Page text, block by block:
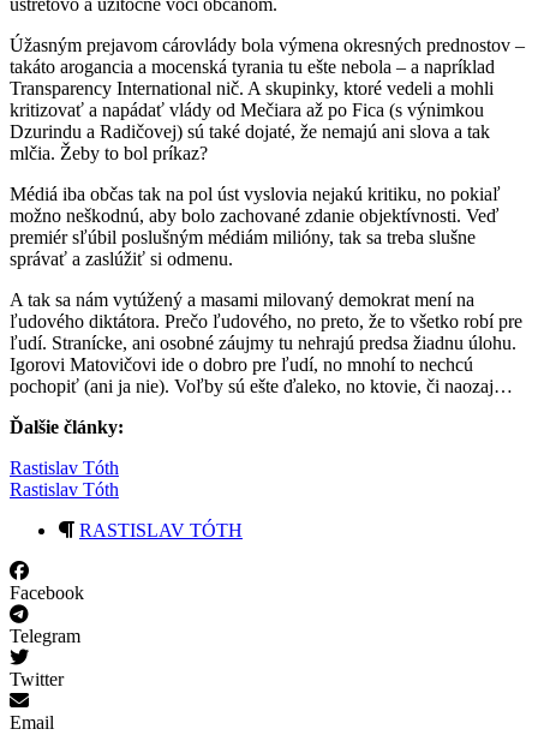
Úžasným prejavom cárovlády bola výmena okresných prednostov –
takáto arogancia a mocenská tyrania tu ešte nebola – a napríklad
Transparency International nič. A skupinky, ktoré vedeli a mohli
kritizovať a napádať vlády od Mečiara až po Fica (s výnimkou
Dzurindu a Radičovej) sú také dojaté, že nemajú ani slova a tak
mlčia. Žeby to bol príkaz?
Médiá iba občas tak na pol úst vyslovia nejakú kritiku, no pokiaľ
možno neškodnú, aby bolo zachované zdanie objektívnosti. Veď
premiér sľúbil poslušným médiám milióny, tak sa treba slušne
správať a zaslúžiť si odmenu.
A tak sa nám vytúžený a masami milovaný demokrat mení na
ľudového diktátora. Prečo ľudového, no preto, že to všetko robí pre
ľudí. Stranícke, ani osobné záujmy tu nehrajú predsa žiadnu úlohu.
Igorovi Matovičovi ide o dobro pre ľudí, no mnohí to nechcú
pochopiť (ani ja nie). Voľby sú ešte ďaleko, no ktovie, či naozaj…
Ďalšie články:
Rastislav Tóth
Rastislav Tóth
RASTISLAV TÓTH
Facebook
Telegram
Twitter
Email